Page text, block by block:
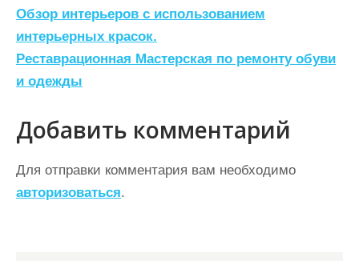
Н
а
в
и
г
а
ц
и
Обзор интерьеров с использованием
интерьерных красок.
Реставрационная Мастерская по ремонту обуви
и одежды
Добавить комментарий
Для отправки комментария вам необходимо
авторизоваться.